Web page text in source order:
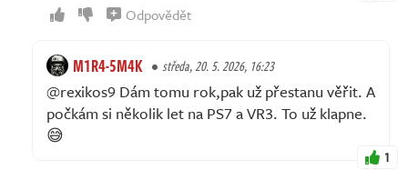
Odpovědět
M1R4-5M4K středa, 20. 5. 2026, 16:23
@rexikos9 Dám tomu rok,pak už přestanu věřit. A
počkám si několik let na PS7 a VR3. To už klapne.
😅
1